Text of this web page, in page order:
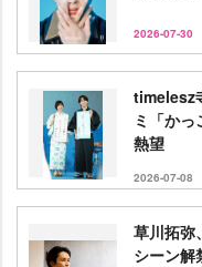
2026-07-30
timelesz
ミ「か
熱望
2026-07-08
草川拓弥
シーン解